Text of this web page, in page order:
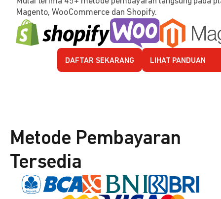
Magento, WooCommerce dan Shopify.
DAFTAR SEKARANG LIHAT PANDUAN
Metode Pembayaran
Tersedia